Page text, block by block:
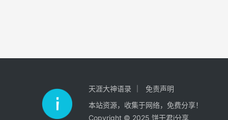
天涯大神语录
免责声明
本站资源，收集于网络，免费分享！
Copyright © 2025 饼干君i分享